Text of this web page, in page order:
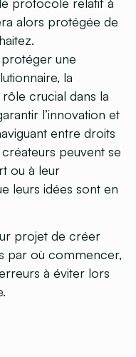
alors protégée de
protéger une
la
crucial dans la
l’innovation et
entre droits
peuvent se
ou à leur
leurs idées sont en
projet de créer
par où commencer,
à éviter lors